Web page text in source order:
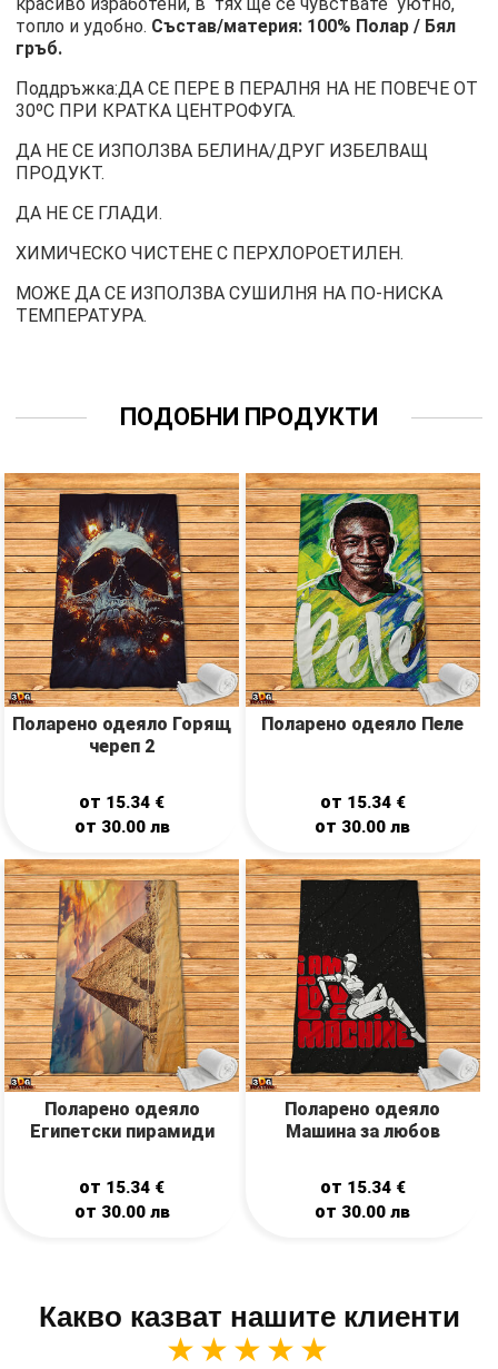
топло и удобно. Състав/материя: 100% Полар / Бял
гръб.
Поддръжка:ДА СЕ ПЕРЕ В ПЕРАЛНЯ НА НЕ ПОВЕЧЕ ОТ
30ºC ПРИ КРАТКА ЦЕНТРОФУГА.
ДА НЕ СЕ ИЗПОЛЗВА БЕЛИНА/ДРУГ ИЗБЕЛВАЩ
ПРОДУКТ.
ДА НЕ СЕ ГЛАДИ.
ХИМИЧЕСКО ЧИСТЕНЕ С ПЕРХЛОРОЕТИЛЕН.
МОЖЕ ДА СЕ ИЗПОЛЗВА СУШИЛНЯ НА ПО-НИСКА
ТЕМПЕРАТУРА.
ПОДОБНИ ПРОДУКТИ
Поларено одеяло Горящ
череп 2
от 15.34 €
от 30.00 лв
Поларено одеяло Пеле
от 15.34 €
от 30.00лв
Поларено одеяло
Египетски пирамиди
от 15.34 €
от 30.00 лв
Поларено одеяло
Машина за любов
от 15.34 €
от 30.00лв
Какво казват нашите клиенти
★★★★★